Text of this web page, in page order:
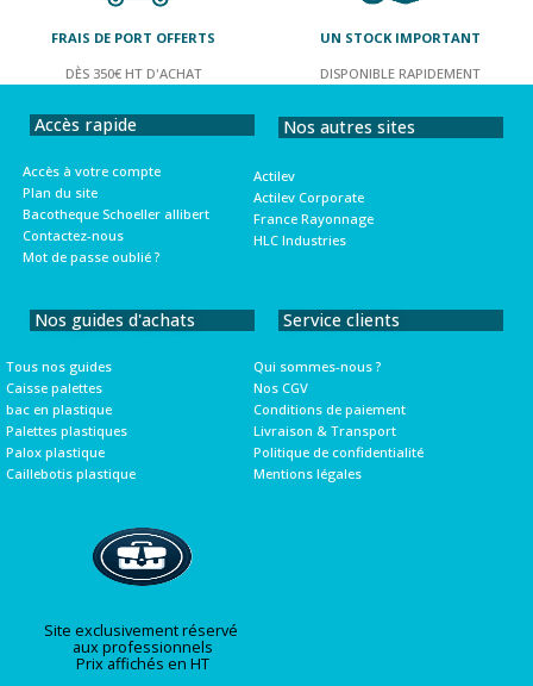
FRAIS DE PORT OFFERTS
DÈS 350€ HT D'ACHAT
UN STOCK IMPORTANT
DISPONIBLE RAPIDEMENT
Accès rapide
Accès à votre compte
Plan du site
Bacotheque Schoeller allibert
Contactez-nous
Mot de passe oublié ?
Nos autres sites
Actilev
Actilev Corporate
France Rayonnage
HLC Industries
Nos guides d'achats
Tous nos guides
Caisse palettes
bac en plastique
Palettes plastiques
Palox plastique
Caillebotis plastique
Service clients
Qui sommes-nous ?
Nos CGV
Conditions de paiement
Livraison & Transport
Politique de confidentialité
Mentions légales
Site exclusivement réservé
aux professionnels
Prix affichés en HT